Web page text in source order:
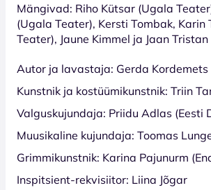
Mängivad: Riho Kütsar (Ugala
(Ugala Teater), Kersti Tombak, Karin
Teater), Jaune Kimmel ja Jaan
Autor ja lavastaja: Gerda Kordemets
Kunstnik ja kostüümikunstnik: Triin
Valguskujundaja: Priidu Adlas (Eesti
Muusikaline kujundaja: Toomas
Grimmikunstnik: Karina Pajunurm
Inspitsient-rekvisiitor: Liina Jõgar